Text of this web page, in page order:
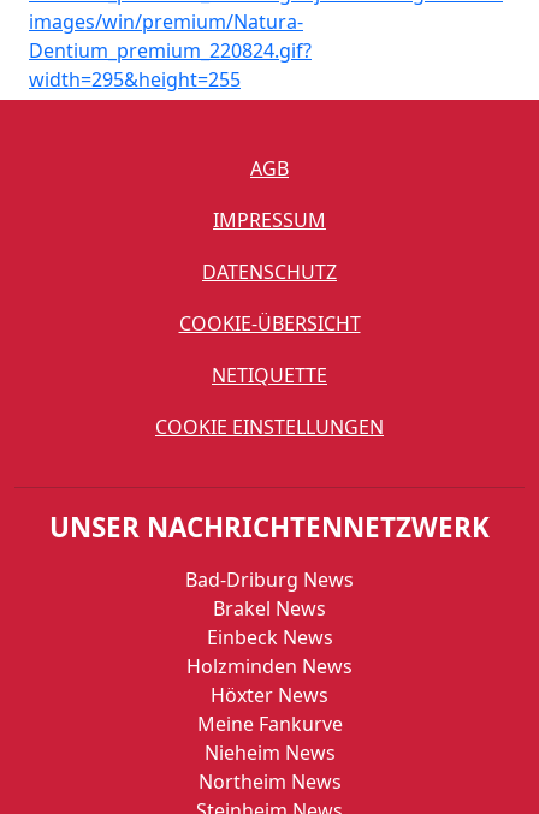
AGB
IMPRESSUM
DATENSCHUTZ
COOKIE-ÜBERSICHT
NETIQUETTE
COOKIE EINSTELLUNGEN
UNSER NACHRICHTENNETZWERK
Bad-Driburg News
Brakel News
Einbeck News
Holzminden News
Höxter News
Meine Fankurve
Nieheim News
Northeim News